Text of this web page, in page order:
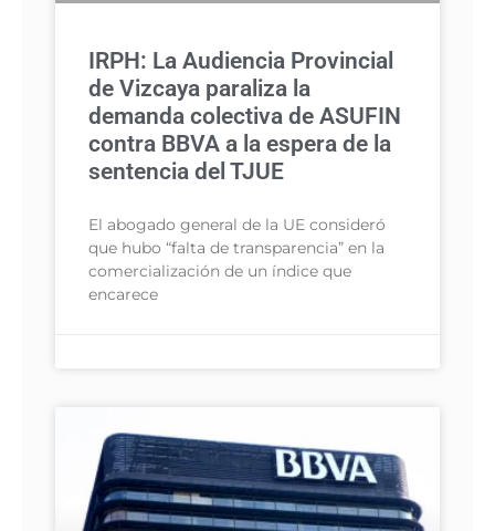
IRPH: La Audiencia Provincial
de Vizcaya paraliza la
demanda colectiva de ASUFIN
contra BBVA a la espera de la
sentencia del TJUE
El abogado general de la UE consideró
que hubo “falta de transparencia” en la
comercialización de un índice que
encarece